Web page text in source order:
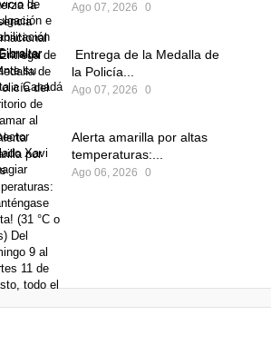
Ago 07, 2026 0
Entrega de la Medalla de
la Policía...
Ago 07, 2026 0
Alerta amarilla por altas
temperaturas:...
Ago 06, 2026 0